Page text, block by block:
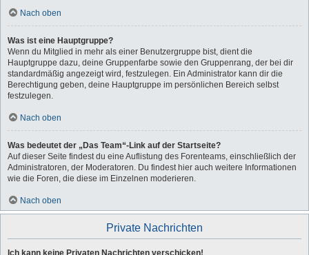
Nach oben
Was ist eine Hauptgruppe?
Wenn du Mitglied in mehr als einer Benutzergruppe bist, dient die
Hauptgruppe dazu, deine Gruppenfarbe sowie den Gruppenrang, der bei dir
standardmäßig angezeigt wird, festzulegen. Ein Administrator kann dir die
Berechtigung geben, deine Hauptgruppe im persönlichen Bereich selbst
festzulegen.
Nach oben
Was bedeutet der „Das Team“-Link auf der Startseite?
Auf dieser Seite findest du eine Auflistung des Forenteams, einschließlich der
Administratoren, der Moderatoren. Du findest hier auch weitere Informationen
wie die Foren, die diese im Einzelnen moderieren.
Nach oben
Private Nachrichten
Ich kann keine Privaten Nachrichten verschicken!